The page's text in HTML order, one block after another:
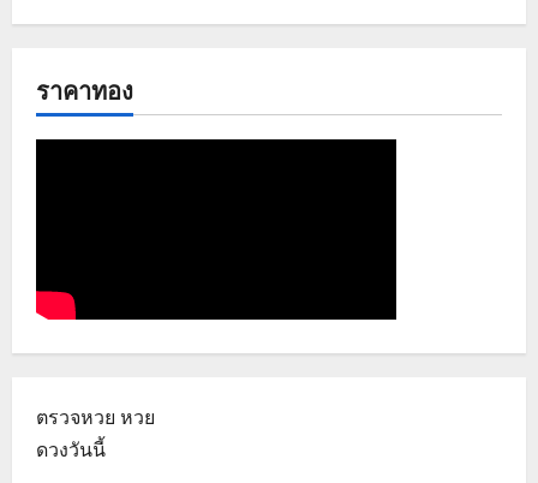
ราคาทอง
ตรวจหวย หวย
ดวงวันนี้